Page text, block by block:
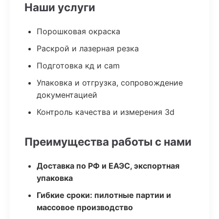
Наши услуги
Порошковая окраска
Раскрой и лазерная резка
Подготовка кд и cam
Упаковка и отгрузка, сопровождение
документацией
Контроль качества и измерения 3d
Преимущества работы с нами
Доставка по РФ и ЕАЭС, экспортная
упаковка
Гибкие сроки: пилотные партии и
массовое производство